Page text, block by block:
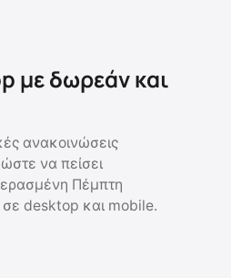
με δωρεάν και
ανακοινώσεις
να πείσει
Πέμπτη
desktop και mobile.